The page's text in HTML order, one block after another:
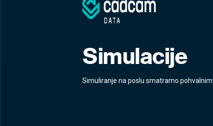
Simulacije
Simuliranje na poslu smatramo pohvalnim!